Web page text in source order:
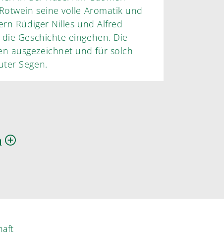
und Alfred
Geschichte eingehen. Die
ausgezeichnet und für solch
ein absoluter Segen.